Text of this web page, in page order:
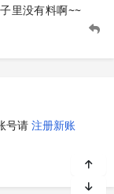
里没有料啊~~
号请 注册新账